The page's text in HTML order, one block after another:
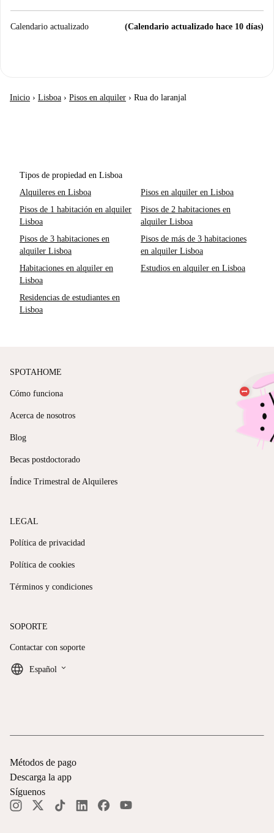
Calendario actualizado (Calendario actualizado hace 10 días)
Inicio › Lisboa › Pisos en alquiler › Rua do laranjal
Tipos de propiedad en Lisboa
Alquileres en Lisboa
Pisos en alquiler en Lisboa
Pisos de 1 habitación en alquiler
Lisboa
Pisos de 2 habitaciones en
alquiler Lisboa
Pisos de 3 habitaciones en
alquiler Lisboa
Pisos de más de 3 habitaciones
en alquiler Lisboa
Habitaciones en alquiler en
Lisboa
Estudios en alquiler en Lisboa
Residencias de estudiantes en
Lisboa
SPOTAHOME
Cómo funciona
Acerca de nosotros
Blog
Becas postdoctorado
Índice Trimestral de Alquileres
LEGAL
Política de privacidad
Política de cookies
Términos y condiciones
SOPORTE
Contactar con soporte
Español keyboard_arrow_down
Métodos de pago
Descarga la app
Síguenos